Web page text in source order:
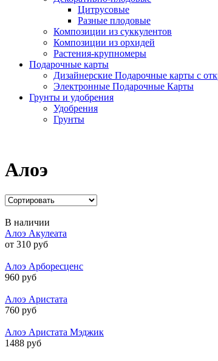
Цитрусовые
Разные плодовые
Композиции из суккулентов
Композиции из орхидей
Растения-крупномеры
Подарочные карты
Дизайнерские Подарочные карты с
Электронные Подарочные Карты
Грунты и удобрения
Удобрения
Грунты
Алоэ
В наличии
Алоэ Акулеата
от 310 руб
Алоэ Арборесценс
960 руб
Алоэ Аристата
760 руб
Алоэ Аристата Мэджик
1488 руб